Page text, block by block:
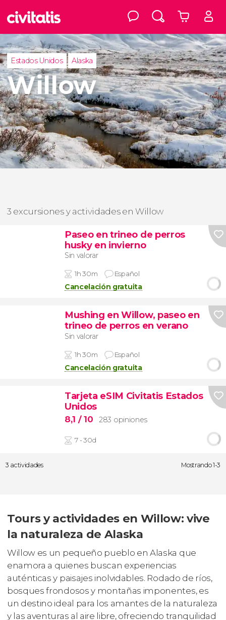
Estados Unidos Alaska
Willow
3 excursiones y actividades en Willow
Paseo en trineo de perros
husky en invierno
Sin valorar
1h 30m Español
Cancelación gratuita
Mushing en Willow, paseo en
trineo de perros en verano
Sin valorar
1h 30m Español
Cancelación gratuita
Tarjeta eSIM Civitatis Estados
Unidos
8,1 / 10 283 opiniones
7 - 30d
3 actividades Mostrando 1-3
Tours y actividades en Willow: vive
la naturaleza de Alaska
Willow es un pequeño pueblo en Alaska que
enamora a quienes buscan experiencias
auténticas y paisajes inolvidables. Rodado de ríos,
bosques frondosos y montañas imponentes, es
un destino ideal para los amantes de la naturaleza
y las aventuras al aire libre, ofreciendo tranquilidad